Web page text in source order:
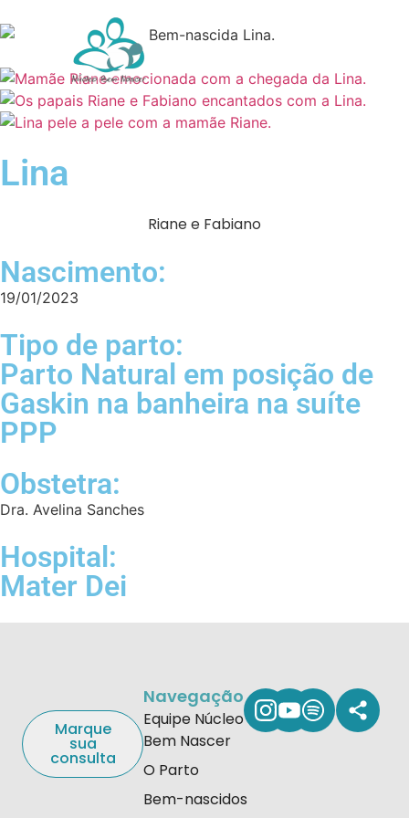
Lina
Riane e Fabiano
Nascimento:
19/01/2023
Tipo de parto:
Parto Natural em posição de
Gaskin na banheira na suíte
PPP
Obstetra:
Dra. Avelina Sanches
Hospital:
Mater Dei
Marque
sua
consulta
Navegação
Equipe Núcleo
Bem Nascer
O Parto
Bem-nascidos